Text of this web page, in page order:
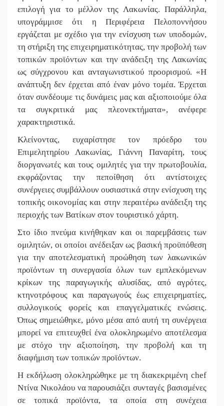
επιλογή για το μέλλον της Λακωνίας. Παράλληλα,
υπογράμμισε ότι η Περιφέρεια Πελοποννήσου
εργάζεται με σχέδιο για την ενίσχυση των υποδομών,
τη στήριξη της επιχειρηματικότητας, την προβολή των
τοπικών προϊόντων και την ανάδειξη της Λακωνίας
ως σύγχρονου και ανταγωνιστικού προορισμού. «Η
ανάπτυξη δεν έρχεται από έναν μόνο τομέα. Έρχεται
όταν συνδέουμε τις δυνάμεις μας και αξιοποιούμε όλα
τα συγκριτικά μας πλεονεκτήματα», ανέφερε
χαρακτηριστικά.
Κλείνοντας, ευχαρίστησε τον πρόεδρο του
Επιμελητηρίου Λακωνίας, Γιάννη Παναρίτη, τους
διοργανωτές και τους ομιλητές για την πρωτοβουλία,
εκφράζοντας την πεποίθηση ότι αντίστοιχες
συνέργειες συμβάλλουν ουσιαστικά στην ενίσχυση της
τοπικής οικονομίας και στην περαιτέρω ανάδειξη της
περιοχής των Βατίκων στον τουριστικό χάρτη.
Στο ίδιο πνεύμα κινήθηκαν και οι παρεμβάσεις των
ομιλητών, οι οποίοι ανέδειξαν ως βασική προϋπόθεση
για την αποτελεσματική προώθηση των λακωνικών
προϊόντων τη συνεργασία όλων των εμπλεκόμενων
κρίκων της παραγωγικής αλυσίδας, από αγρότες,
κτηνοτρόφους και παραγωγούς έως επιχειρηματίες,
συλλογικούς φορείς και επαγγελματικές ενώσεις.
Όπως σημειώθηκε, μόνο μέσα από αυτή τη συνέργεια
μπορεί να επιτευχθεί ένα ολοκληρωμένο αποτέλεσμα
με στόχο την αξιοποίηση, την προβολή και τη
διαφήμιση των τοπικών προϊόντων.
Η εκδήλωση ολοκληρώθηκε με τη διακεκριμένη chef
Ντίνα Νικολάου να παρουσιάζει συνταγές βασισμένες
σε τοπικά προϊόντα, τα οποία στη συνέχεια